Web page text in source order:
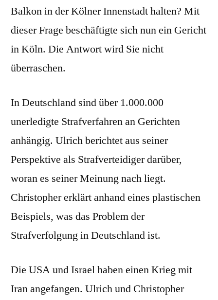
Balkon in der Kölner Innenstadt halten? Mit
dieser Frage beschäftigte sich nun ein Gericht
in Köln. Die Antwort wird Sie nicht
überraschen.
In Deutschland sind über 1.000.000
unerledigte Strafverfahren an Gerichten
anhängig. Ulrich berichtet aus seiner
Perspektive als Strafverteidiger darüber,
woran es seiner Meinung nach liegt.
Christopher erklärt anhand eines plastischen
Beispiels, was das Problem der
Strafverfolgung in Deutschland ist.
Die USA und Israel haben einen Krieg mit
Iran angefangen. Ulrich und Christopher